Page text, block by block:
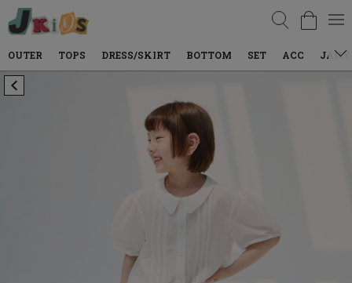
검색
TOPS DRESS/SKIRT BOTTOM SET ACC JAILY WEAR